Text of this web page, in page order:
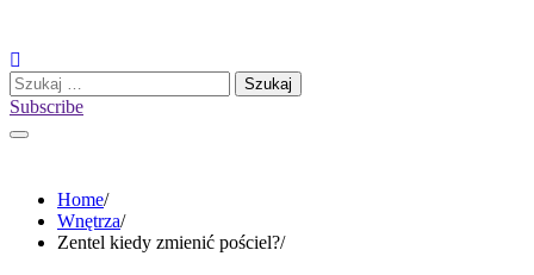
content
Szukaj:
Subscribe
Home
Wnętrza
Zentel kiedy zmienić pościel?